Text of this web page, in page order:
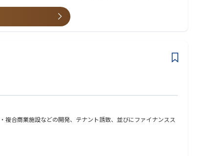
合商業施設などの開発、テナント誘致、並びにファイナンスス